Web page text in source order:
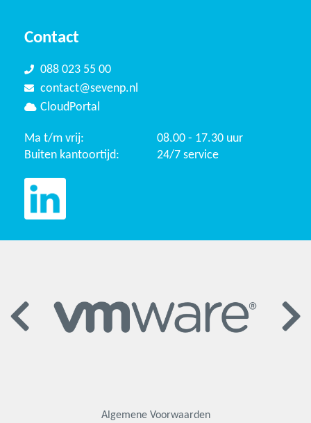
Contact
088 023 55 00
contact@sevenp.nl
CloudPortal
Ma t/m vrij:
08.00 - 17.30 uur
Buiten kantoortijd:
24/7 service
Algemene Voorwaarden